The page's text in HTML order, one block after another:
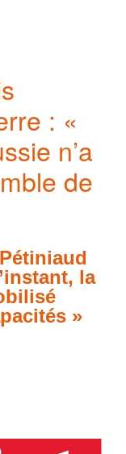
: «
n’a
de
la
»